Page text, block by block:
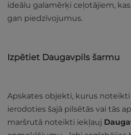
ideālu galamērķi ceļotājiem,
gan piedzīvojumus.
Izpētiet Daugavpils šarmu
Apskates objekti, kurus
ierodoties šajā pilsētās vai tās
maršrutā noteikti iekļauj